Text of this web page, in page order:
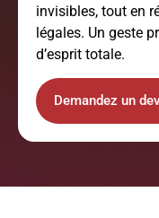
invisibles, tout en
légales. Un geste
d’esprit totale.
Demandez un